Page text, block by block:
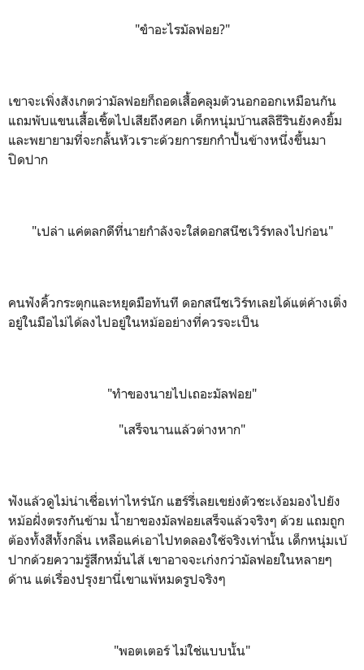
"ขำอะไรมัลฟอย?"
เขาจะเพิ่งสังเกตว่ามัลฟอยก็ถอดเสื้อคลุมตัวนอกออกเหมือนกัน
แถมพับแขนเสื้อเชิ้ตไปเสียถึงศอก เด็กหนุ่มบ้านสลิธีรินยังคงยิ้ม
และพยายามที่จะกลั้นหัวเราะด้วยการยกกำปั้นข้างหนึ่งขึ้นมา
ปิดปาก
"เปล่า แค่ตลกดีที่นายกำลังจะใส่ดอกสนีซเวิร์ทลงไปก่อน"
คนฟังคิ้วกระตุกและหยุดมือทันที ดอกสนีชเวิร์ทเลยได้แต่ค้างเติ่ง
อยู่ในมือไม่ได้ลงไปอยู่ในหม้ออย่างที่ควรจะเป็น
"ทำของนายไปเถอะมัลฟอย"
"เสร็จนานแล้วต่างหาก"
ฟังแล้วดูไม่น่าเชื่อเท่าไหร่นัก แฮร์รี่เลยเขย่งตัวชะเง้อมองไปยัง
หม้อฝั่งตรงกันข้าม น้ำยาของมัลฟอยเสร็จแล้วจริงๆ ด้วย แถมถูก
ต้องทั้งสีทั้งกลิ่น เหลือแค่เอาไปทดลองใช้จริงเท่านั้น เด็กหนุ่มเบ้
ปากด้วยความรู้สึกหมั่นไส้ เขาอาจจะเก่งกว่ามัลฟอยในหลายๆ
ด้าน แต่เรื่องปรุงยานี่เขาแพ้หมดรูปจริงๆ
"พอตเตอร์ ไม่ใช่แบบนั้น"